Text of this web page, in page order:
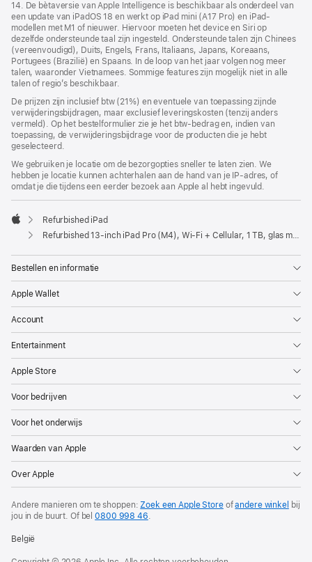
14. De bètaversie van Apple Intelligence is beschikbaar als onderdeel van
een update van iPadOS 18 en werkt op iPad mini (A17 Pro) en iPad-
modellen met M1 of nieuwer. Hiervoor moeten het device en Siri op
dezelfde ondersteunde taal zijn ingesteld. Ondersteunde talen zijn Chinees
(vereenvoudigd), Duits, Engels, Frans, Italiaans, Japans, Koreaans,
Portugees (Brazilië) en Spaans. In de loop van het jaar volgen nog meer
talen, waaronder Vietnamees. Sommige features zijn mogelijk niet in alle
talen of regio’s beschikbaar.
De prijzen zijn inclusief btw (21%) en eventuele van toepassing zijnde
verwijderingsbijdragen, maar exclusief leveringskosten (tenzij anders
vermeld). Op het bestelformulier zie je het btw-bedrag en, indien van
toepassing, de verwijderingsbijdrage voor de producten die je hebt
geselecteerd.
We gebruiken je locatie om de bezorgopties sneller te laten zien. We
hebben je locatie kunnen achterhalen aan de hand van je IP-adres, of
omdat je die tijdens een eerder bezoek aan Apple al hebt ingevuld.
Apple
Refurbished iPad
Refurbished 13‑inch iPad Pro (M4), Wi-Fi + Cellular, 1 TB, glas met nanotextuur, Spacezwart
Bestellen en informatie
Apple Wallet
Account
Entertainment
Apple Store
Voor bedrijven
Voor het onderwijs
Waarden van Apple
Over Apple
Andere manieren om te shoppen: Zoek een Apple Storeofandere winkel bij
jou in de buurt. Of bel0800 998 46
België